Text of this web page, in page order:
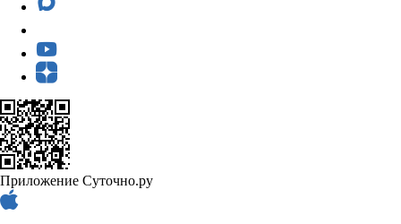
Приложение Суточно.ру